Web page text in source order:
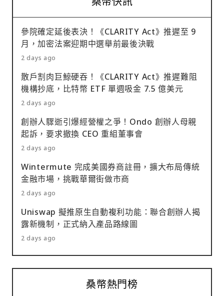
參院確定延後表決！《CLARITY Act》推遲至 9
月，加密法案迎期中選舉前最後決戰
2 days ago
散戶割肉巨鯨硬吞！《CLARITY Act》推遲難阻
機構抄底，比特幣 ETF 單週吸金 7.5 億美元
2 days ago
創辦人驟逝引爆經營權之爭！Ondo 創辦人母親
起訴，要求撤換 CEO 重組董事會
2 days ago
Wintermute 完成美國券商註冊，擴大布局傳統
金融市場，挑戰華爾街做市商
2 days ago
Uniswap 擬推原生自動複利功能：聯合創辦人揭
露新機制，正式納入產品路線圖
2 days ago
桑幣熱門榜